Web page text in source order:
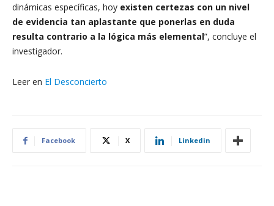
dinámicas específicas, hoy existen certezas con un nivel
de evidencia tan aplastante que ponerlas en duda
resulta contrario a la lógica más elemental”, concluye el
investigador.
Leer en El Desconcierto
Facebook X Linkedin